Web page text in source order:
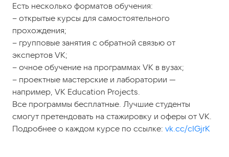
Есть несколько форматов обучения:
– открытые курсы для самостоятельного
прохождения;
– групповые занятия с обратной связью от
экспертов VK;
– очное обучение на программах VK в вузах;
– проектные мастерские и лаборатории —
например, VK Education Projects.
Все программы бесплатные. Лучшие студенты
смогут претендовать на стажировку и оферы от VK.
Подробнее о каждом курсе по ссылке: vk.cc/cIGjrK